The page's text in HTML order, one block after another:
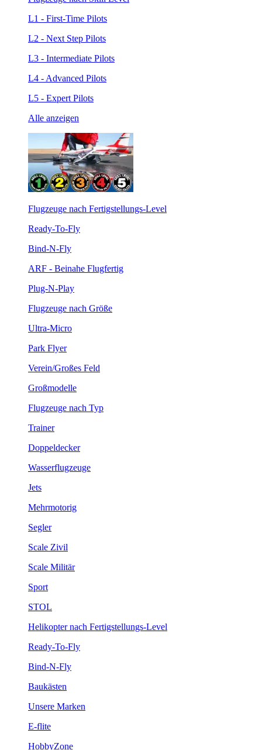
L1 - First-Time Pilots
L2 - Next Step Pilots
L3 - Intermediate Pilots
L4 - Advanced Pilots
L5 - Expert Pilots
Alle anzeigen
Flugzeuge nach Fertigstellungs-Level
Ready-To-Fly
Bind-N-Fly
ARF - Beinahe Flugfertig
Plug-N-Play
Flugzeuge nach Größe
Ultra-Micro
Park Flyer
Verein/Großes Feld
Großmodelle
Flugzeuge nach Typ
Trainer
Doppeldecker
Wasserflugzeuge
Jets
Mehrmotorig
Segler
Scale Zivil
Scale Militär
Sport
STOL
Helikopter nach Fertigstellungs-Level
Ready-To-Fly
Bind-N-Fly
Baukästen
Unsere Marken
E-flite
HobbyZone